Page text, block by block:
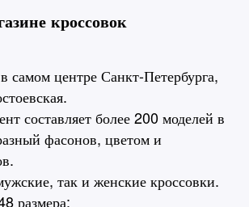
кроссовок
самом центре Санкт-Петербурга,
составляет более 200 моделей в
фасонов, цветом и
так и женские кроссовки.
размера;